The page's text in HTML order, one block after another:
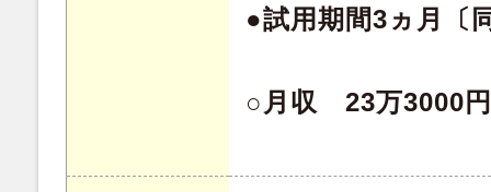
●試用期間3ヵ月〔
○月収 23万3000